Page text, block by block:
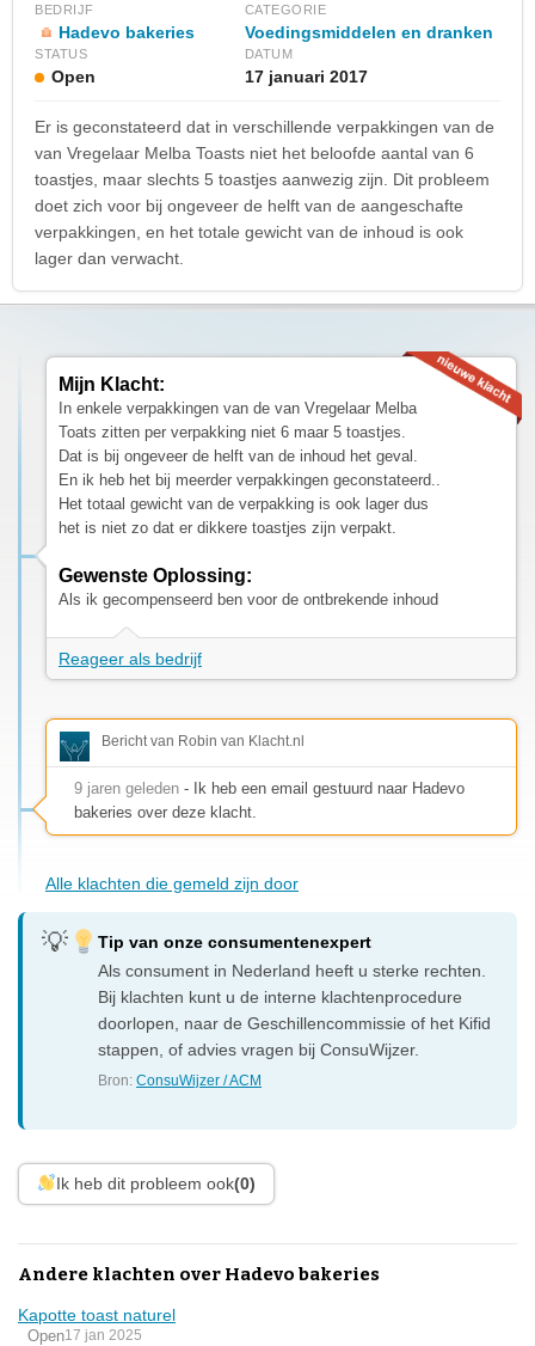
BEDRIJF
Hadevo bakeries
CATEGORIE
Voedingsmiddelen en dranken
STATUS
Open
DATUM
17 januari 2017
Er is geconstateerd dat in verschillende verpakkingen van de
van Vregelaar Melba Toasts niet het beloofde aantal van 6
toastjes, maar slechts 5 toastjes aanwezig zijn. Dit probleem
doet zich voor bij ongeveer de helft van de aangeschafte
verpakkingen, en het totale gewicht van de inhoud is ook
lager dan verwacht.
Mijn Klacht:
In enkele verpakkingen van de van Vregelaar Melba
Toats zitten per verpakking niet 6 maar 5 toastjes.
Dat is bij ongeveer de helft van de inhoud het geval.
En ik heb het bij meerder verpakkingen geconstateerd..
Het totaal gewicht van de verpakking is ook lager dus
het is niet zo dat er dikkere toastjes zijn verpakt.
Gewenste Oplossing:
Als ik gecompenseerd ben voor de ontbrekende inhoud
Reageer als bedrijf
Bericht van Robin van Klacht.nl
9 jaren geleden - Ik heb een email gestuurd naar Hadevo
bakeries over deze klacht.
Alle klachten die gemeld zijn door
Tip van onze consumentenexpert
Als consument in Nederland heeft u sterke rechten.
Bij klachten kunt u de interne klachtenprocedure
doorlopen, naar de Geschillencommissie of het Kifid
stappen, of advies vragen bij ConsuWijzer.
Bron:ConsuWijzer / ACM
Ik heb dit probleem ook(0)
Andere klachten over Hadevo bakeries
Kapotte toast naturel
Open17 jan 2025